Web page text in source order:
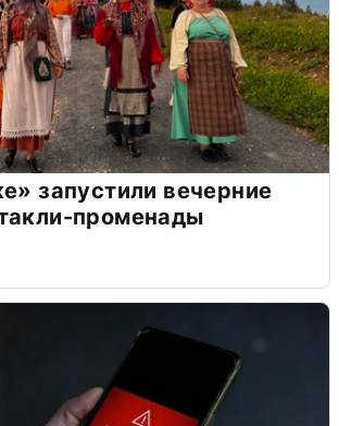
запустили вечерние
променады